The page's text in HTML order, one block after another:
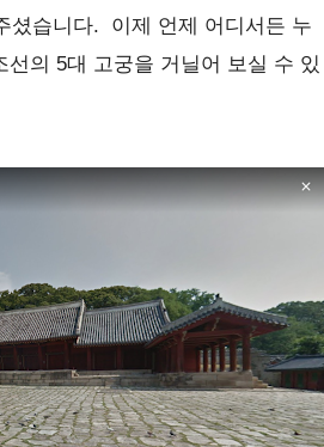
셨습니다. 이제 언제 어디서든 누
의 5대 고궁을 거닐어 보실 수 있